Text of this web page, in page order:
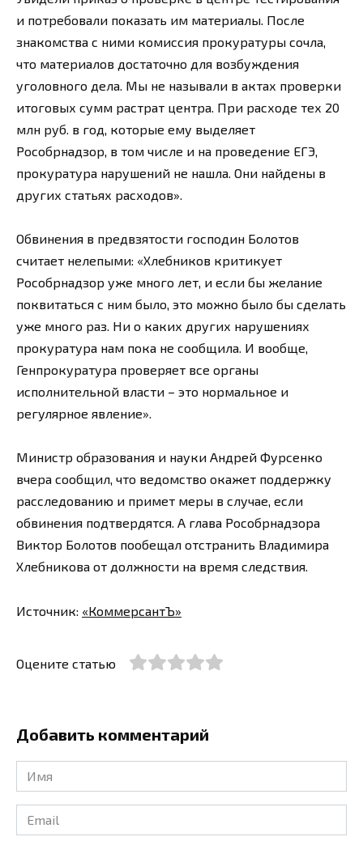
и потребовали показать им материалы. После
знакомства с ними комиссия прокуратуры сочла,
что материалов достаточно для возбуждения
уголовного дела. Мы не называли в актах проверки
итоговых сумм растрат центра. При расходе тех 20
млн руб. в год, которые ему выделяет
Рособрнадзор, в том числе и на проведение ЕГЭ,
прокуратура нарушений не нашла. Они найдены в
других статьях расходов».
Обвинения в предвзятости господин Болотов
считает нелепыми: «Хлебников критикует
Рособрнадзор уже много лет, и если бы желание
поквитаться с ним было, это можно было бы сделать
уже много раз. Ни о каких других нарушениях
прокуратура нам пока не сообщила. И вообще,
Генпрокуратура проверяет все органы
исполнительной власти – это нормальное и
регулярное явление».
Министр образования и науки Андрей Фурсенко
вчера сообщил, что ведомство окажет поддержку
расследованию и примет меры в случае, если
обвинения подтвердятся. А глава Рособрнадзора
Виктор Болотов пообещал отстранить Владимира
Хлебникова от должности на время следствия.
Источник: «КоммерсантЪ»
Оцените статью
Добавить комментарий
Имя
*
Email
*